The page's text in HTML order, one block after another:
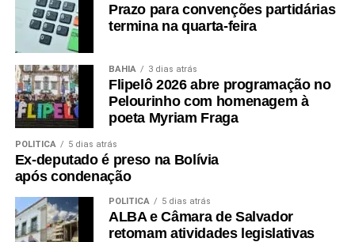
Prazo para convenções partidárias
termina na quarta-feira
BAHIA 3 dias atrás
Flipelô 2026 abre programação no
Pelourinho com homenagem à
poeta Myriam Fraga
POLÍTICA 5 dias atrás
Ex-deputado é preso na Bolívia
após condenação
POLÍTICA 5 dias atrás
ALBA e Câmara de Salvador
retomam atividades legislativas